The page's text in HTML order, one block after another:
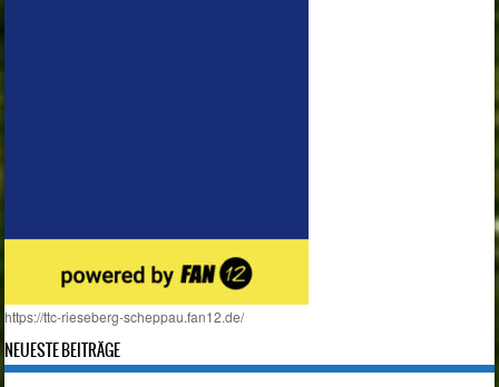
https://ttc-rieseberg-scheppau.fan12.de/
NEUESTE BEITRÄGE